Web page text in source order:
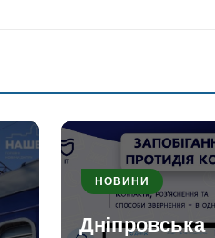
НОВИНИ
Дніпровська